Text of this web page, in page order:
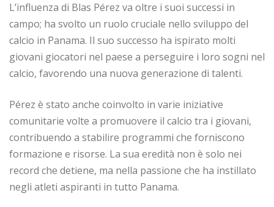
L’influenza di Blas Pérez va oltre i suoi successi in
campo; ha svolto un ruolo cruciale nello sviluppo del
calcio in Panama. Il suo successo ha ispirato molti
giovani giocatori nel paese a perseguire i loro sogni nel
calcio, favorendo una nuova generazione di talenti.
Pérez è stato anche coinvolto in varie iniziative
comunitarie volte a promuovere il calcio tra i giovani,
contribuendo a stabilire programmi che forniscono
formazione e risorse. La sua eredità non è solo nei
record che detiene, ma nella passione che ha instillato
negli atleti aspiranti in tutto Panama.